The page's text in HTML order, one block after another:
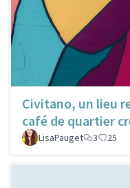
Civitano, un lieu
café de quartier
LisaPauget
3 25